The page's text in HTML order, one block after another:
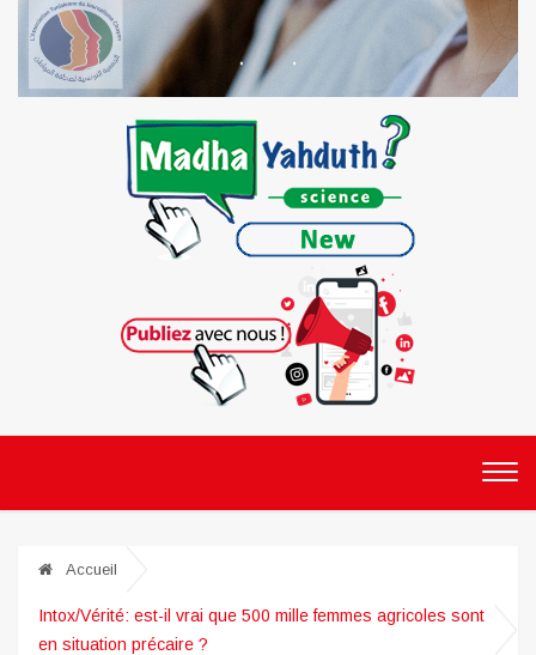
Accueil
Intox/Vérité: est-il vrai que 500 mille femmes agricoles sont
en situation précaire ?